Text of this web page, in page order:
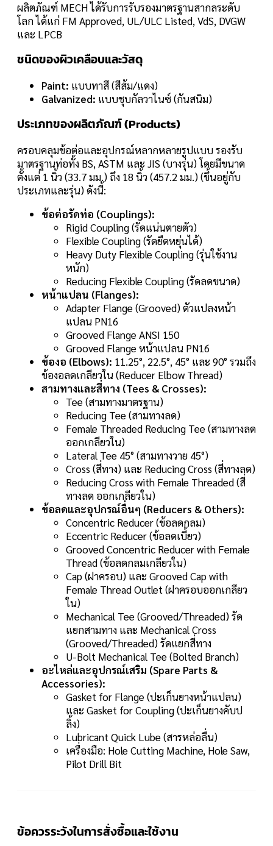
ผลิตภัณฑ์ MECH ได้รับการรับรองมาตรฐานสากลระดับ
โลก ได้แก่ FM Approved, UL/ULC Listed, VdS, DVGW
และ LPCB
ชนิดของผิวเคลือบและวัสดุ
Paint: แบบทาสี (สีส้ม/แดง)
Galvanized: แบบชุบกัลวาไนซ์ (กันสนิม)
ประเภทของผลิตภัณฑ์ (Products)
ครอบคลุมข้อต่อและอุปกรณ์หลากหลายรูปแบบ รองรับ
มาตรฐานท่อทั้ง BS, ASTM และ JIS (บางรุ่น) โดยมีขนาด
ตั้งแต่ 1 นิ้ว (33.7 มม.) ถึง 18 นิ้ว (457.2 มม.) (ขึ้นอยู่กับ
ประเภทและรุ่น) ดังนี้:
ข้อต่อรัดท่อ (Couplings):
Rigid Coupling (รัดแน่นตายตัว)
Flexible Coupling (รัดยืดหยุ่นได้)
Heavy Duty Flexible Coupling (รุ่นใช้งาน
หนัก)
Reducing Flexible Coupling (รัดลดขนาด)
หน้าแปลน (Flanges):
Adapter Flange (Grooved) ตัวแปลงหน้า
แปลน PN16
Grooved Flange ANSI 150
Grooved Flange หน้าแปลน PN16
ข้องอ (Elbows): 11.25°, 22.5°, 45° และ 90° รวมถึง
ข้องอลดเกลียวใน (Reducer Elbow Thread)
สามทางและสี่ทาง (Tees & Crosses):
Tee (สามทางมาตรฐาน)
Reducing Tee (สามทางลด)
Female Threaded Reducing Tee (สามทางลด
ออกเกลียวใน)
Lateral Tee 45° (สามทางวาย 45°)
Cross (สี่ทาง) และ Reducing Cross (สี่ทางลด)
Reducing Cross with Female Threaded (สี่
ทางลด ออกเกลียวใน)
ข้อลดและอุปกรณ์อื่นๆ (Reducers & Others):
Concentric Reducer (ข้อลดกลม)
Eccentric Reducer (ข้อลดเบี้ยว)
Grooved Concentric Reducer with Female
Thread (ข้อลดกลมเกลียวใน)
Cap (ฝาครอบ) และ Grooved Cap with
Female Thread Outlet (ฝาครอบออกเกลียว
ใน)
Mechanical Tee (Grooved/Threaded) รัด
แยกสามทาง และ Mechanical Cross
(Grooved/Threaded) รัดแยกสี่ทาง
U-Bolt Mechanical Tee (Bolted Branch)
อะไหล่และอุปกรณ์เสริม (Spare Parts &
Accessories):
Gasket for Flange (ปะเก็นยางหน้าแปลน)
และ Gasket for Coupling (ปะเก็นยางคับป
ลิ้ง)
Lubricant Quick Lube (สารหล่อลื่น)
เครื่องมือ: Hole Cutting Machine, Hole Saw,
Pilot Drill Bit
ข้อควรระวังในการสั่งซื้อและใช้งาน